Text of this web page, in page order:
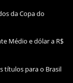
da Copa do
Médio e dólar a R$
títulos para o Brasil